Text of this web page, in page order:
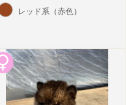
レッド系（赤色）